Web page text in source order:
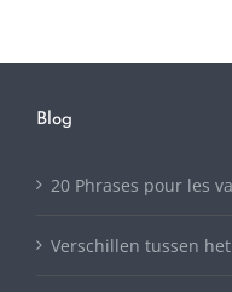
Blog
20 Phrases pour les
Verschillen tussen